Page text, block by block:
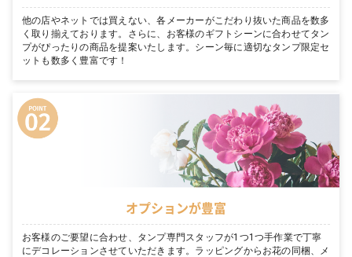
他の店やネットでは買えない、各メーカーがこだわり抜いた商品を数多
く取り揃えております。さらに、お客様のギフトシーンに合わせてタン
プがぴったりの商品を提案いたします。シーン毎に適切なタンプ限定セ
ットも数多く豊富です！
オプションが豊富
お客様のご要望に合わせ、タンプ専門スタッフが1つ1つ手作業で丁寧
にデコレーションさせていただきます。ラッピングからお花の同梱、メ